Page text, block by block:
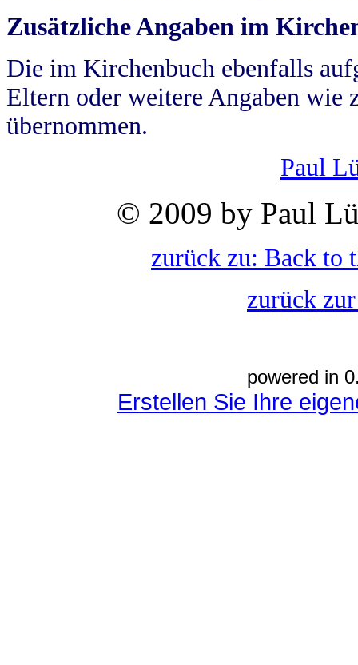
Zusätzliche Angaben im
Die im Kirchenbuch ebenfalls
Eltern oder weitere Angaben wie
übernommen.
Paul
© 2009 by Paul
zurück zu: Back to
zurück
powered in
Erstellen Sie Ihre